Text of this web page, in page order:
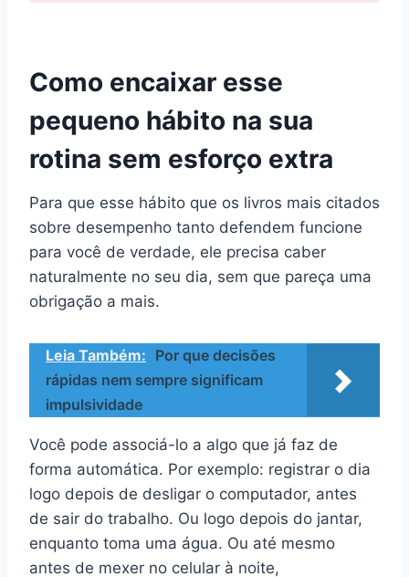
Como encaixar esse
pequeno hábito na sua
rotina sem esforço extra
Para que esse hábito que os livros mais citados
sobre desempenho tanto defendem funcione
para você de verdade, ele precisa caber
naturalmente no seu dia, sem que pareça uma
obrigação a mais.
Leia Também: Por que decisões
rápidas nem sempre significam
impulsividade
Você pode associá-lo a algo que já faz de
forma automática. Por exemplo: registrar o dia
logo depois de desligar o computador, antes
de sair do trabalho. Ou logo depois do jantar,
enquanto toma uma água. Ou até mesmo
antes de mexer no celular à noite,